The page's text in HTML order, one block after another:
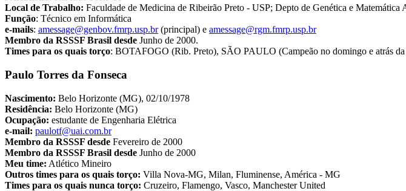
Local de Trabalho: Faculdade de Medicina de Ribeirão Preto - USP; Depto de Genética e
Função: Técnico em Informática
e-mails: amessage@genbov.fmrp.usp.br(principal) e amessage@rgm.fmrp.usp.br
Membro da RSSSF Brasil desde Junho de 2000.
Times para os quais torço: BOTAFOGO (Rib. Preto), SÃO PAULO (Campeão no domingo e atrás
Paulo Torres da Fonseca
Nascimento: Belo Horizonte (MG), 02/10/1978
Residência: Belo Horizonte (MG)
Ocupação: estudante de Engenharia Elétrica
e-mail: paulotf@uai.com.br
Membro da RSSSF desde Fevereiro de 2000
Membro da RSSSF Brasil desde Junho de 2000
Meu time: Atlético Mineiro
Outros times para os quais torço: Villa Nova-MG, Milan, Fluminense, América - MG
Times para os quais nunca torço: Cruzeiro, Flamengo, Vasco, Manchester United